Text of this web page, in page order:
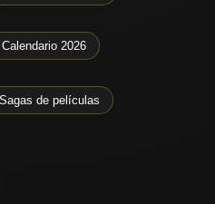
2026
de películas